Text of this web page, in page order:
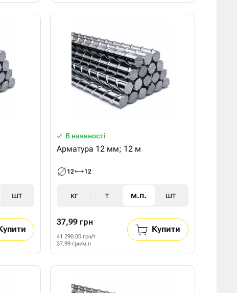
шт
В наявності
Арматура 12 мм; 12 м
12 12
кг т м.п. шт
37,99 грн
41 290.00 грн/т
37.99 грн/м.п
Купити